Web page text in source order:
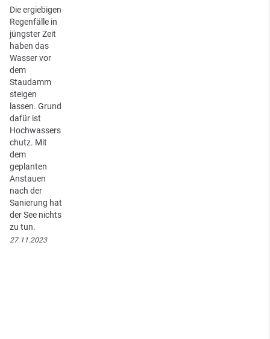
Die ergiebigen
Regenfälle in
jüngster Zeit
haben das
Wasser vor
dem
Staudamm
steigen
lassen. Grund
dafür ist
Hochwassers
chutz. Mit
dem
geplanten
Anstauen
nach der
Sanierung hat
der See nichts
zu tun.
27.11.2023